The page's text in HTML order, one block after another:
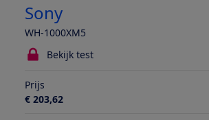
Sony
WH-1000XM5
Bekijk test
Prijs
€ 203,62